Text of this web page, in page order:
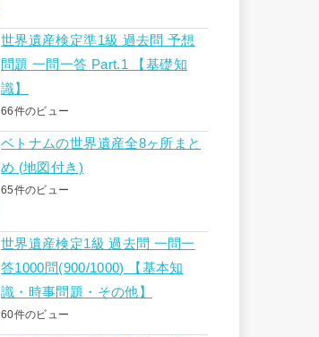
世界遺産検定準1級 過去問 予想
問題 一問一答 Part.1 【基礎知
識】
66件のビュー
ベトナムの世界遺産全8ヶ所まと
め (地図付き)
65件のビュー
世界遺産検定1級 過去問 一問一
答1000問(900/1000) 【基本知
識・時事問題・その他】
60件のビュー